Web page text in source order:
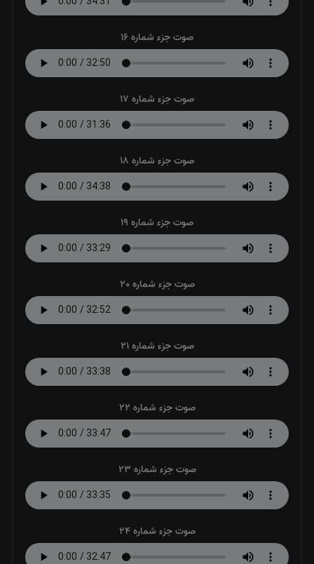
صوت جزء شماره 16
صوت جزء شماره 17
صوت جزء شماره 18
صوت جزء شماره 19
صوت جزء شماره 20
صوت جزء شماره 21
صوت جزء شماره 22
صوت جزء شماره 23
صوت جزء شماره 24